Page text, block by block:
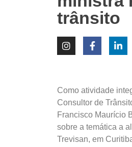
trânsito
Como atividade
Consultor de
Francisco Maurício
sobre a temática a
Trevisan, em